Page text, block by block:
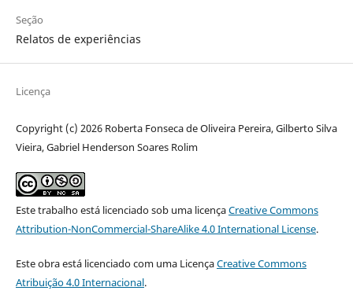
Seção
Relatos de experiências
Licença
Copyright (c) 2026 Roberta Fonseca de Oliveira Pereira, Gilberto Silva
Vieira, Gabriel Henderson Soares Rolim
Este trabalho está licenciado sob uma licençaCreative Commons
Attribution-NonCommercial-ShareAlike 4.0 International License.
Este obra está licenciado com uma LicençaCreative Commons
Atribuição 4.0 Internacional.